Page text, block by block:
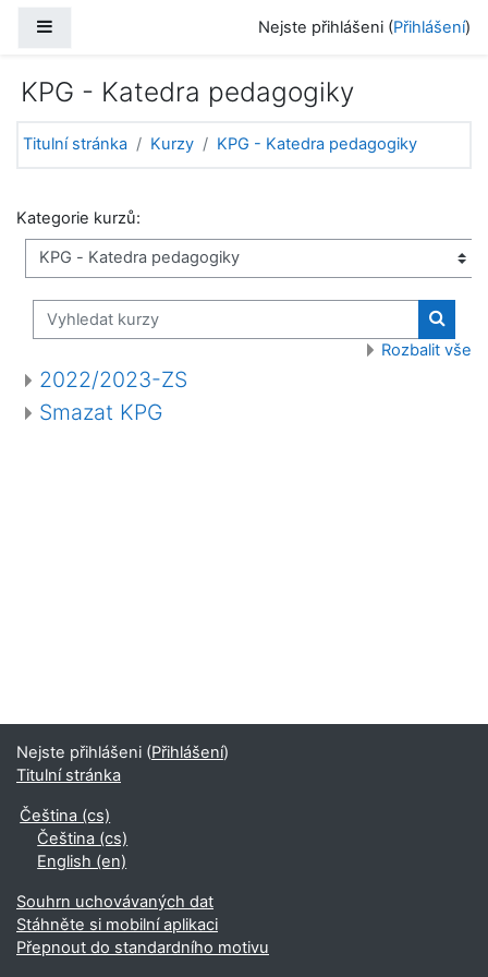
Nejste přihlášeni (Přihlášení)
KPG - Katedra pedagogiky
Titulní stránka Kurzy KPG - Katedra pedagogiky
Kategorie kurzů:
Vyhledat kurzy
Rozbalit vše
2022/2023-ZS
Smazat KPG
Nejste přihlášeni (Přihlášení)
Titulní stránka
Čeština ‎(cs)‎
Čeština ‎(cs)‎
English ‎(en)‎
Souhrn uchovávaných dat
Stáhněte si mobilní aplikaci
Přepnout do standardního motivu